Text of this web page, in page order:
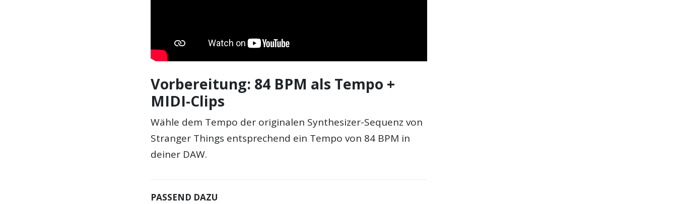
Vorbereitung: 84 BPM als Tempo +
MIDI-Clips
Wähle dem Tempo der originalen Synthesizer-Sequenz von
Stranger Things entsprechend ein Tempo von 84 BPM in
deiner DAW.
PASSEND DAZU